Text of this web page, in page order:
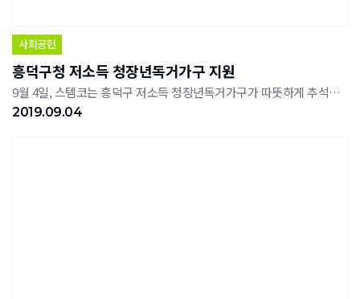
사회공헌
흥덕구청 저소득 청장년독거가구 지원
9월 4일, 스템코는 흥덕구 저소득 청장년독거가구가 따뜻하게 추석을 보낼 수 있도록 온누리 상품권 550만원을 기탁했다.
2019.09.04